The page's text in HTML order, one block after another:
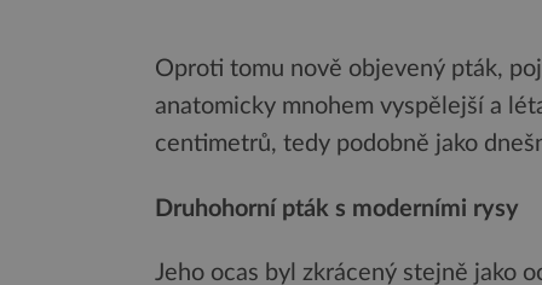
Oproti tomu nově objevený pták,
anatomicky mnohem vyspělejší a
centimetrů, tedy podobně jako
Druhohorní pták s moderními rysy
Jeho ocas byl zkrácený stejně jako